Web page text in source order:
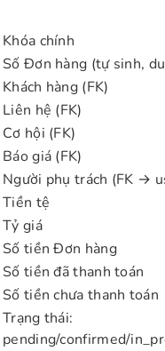
Khóa chính
Số Đơn hàng (tự sinh,
Khách hàng (FK)
Liên hệ (FK)
Cơ hội (FK)
Báo giá (FK)
Người phụ trách (FK →
Tiền tệ
Tỷ giá
Số tiền Đơn hàng
Số tiền đã thanh toán
Số tiền chưa thanh toán
Trạng thái:
pending/confirmed/